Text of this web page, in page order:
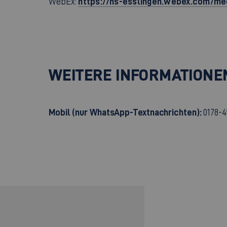
WEITERE
Mobil (nur WhatsApp-Textnachrichten):0178-